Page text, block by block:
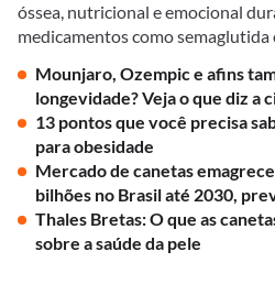
óssea, nutricional e emocional
medicamentos como
Mounjaro, Ozempic e afins
longevidade? Veja o que diz a
13 pontos que você precisa
para obesidade
Mercado de canetas
bilhões no Brasil até 2030,
Thales Bretas: O que as
sobre a saúde da pele